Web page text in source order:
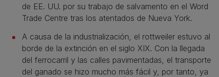
de EE. UU. por su trabajo de salvamento en el Word
Trade Centre tras los atentados de Nueva York.
A causa de la industrialización, el rottweiler estuvo al
borde de la extinción en el siglo XIX. Con la llegada
del ferrocarril y las calles pavimentadas, el transporte
del ganado se hizo mucho más fácil y, por tanto, ya